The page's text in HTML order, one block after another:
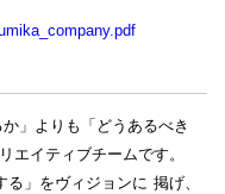
」よりも「どうあるべき
エイティブチームです。
る」をヴィジョンに 掲げ、